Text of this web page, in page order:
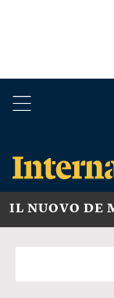
IL NUOVO DE